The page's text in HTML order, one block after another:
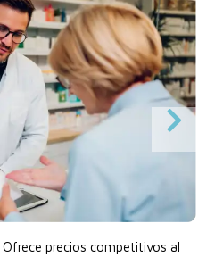
Ofrece precios competitivos al